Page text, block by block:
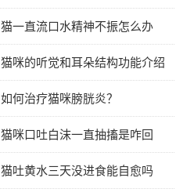
药？
猫一直流口水精神不振怎么办
猫咪的听觉和耳朵结构功能介绍
如何治疗猫咪膀胱炎？
猫咪口吐白沫一直抽搐是咋回
事？
猫吐黄水三天没进食能自愈吗